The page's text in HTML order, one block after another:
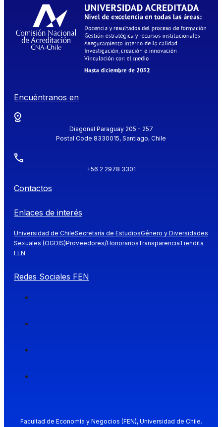
Encuéntranos en
Diagonal Paraguay 205 - 257
Postal Code 8330015, Santiago, Chile
+56 2 2978 3301
Contactos
Enlaces de interés
Universidad de ChileSecretaría de EstudiosGénero y Diversidades
Sexuales (OGDIS)Proveedores/HonorariosTransparenciaTiendita
FEN
Redes Sociales FEN
Facultad de Economía y Negocios (FEN), Universidad de Chile.